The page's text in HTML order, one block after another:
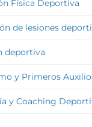
Física Deportiva
de lesiones
deportiva
y Primeros
y Coaching